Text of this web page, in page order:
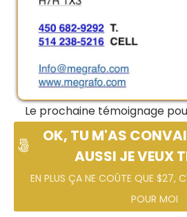
Le prochaine témoignage
OK, TU M'AS
AUSSI JE VEUX
EN PLUS ÇA NE COÛTE QUE $27,
POUR MOI